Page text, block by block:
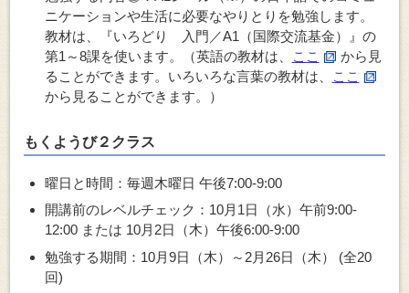
ニケーションや生活に必要なやりとり を勉強します。
教材は、『いろどり 入門／A1（国際交流基金）』の
第1～8課を使います。（英語の教材は、
ここ
から見
ることができます。いろいろな言葉の教材は、
ここ
から見ることができます。）
もくようび２クラス
曜日と時間：毎週木曜日 午後7:00-9:00
開講前のレベルチェック：10月1日（水）午前9:00-
12:00 または 10月2日（木）午後6:00-9:00
勉強する期間：10月9日（木）～2月26日（木） (全20
回)